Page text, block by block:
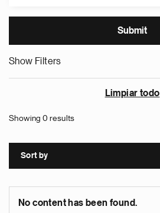
Show Filters
Limpiar todo
Showing 0 results
Sort by
No content has been found.